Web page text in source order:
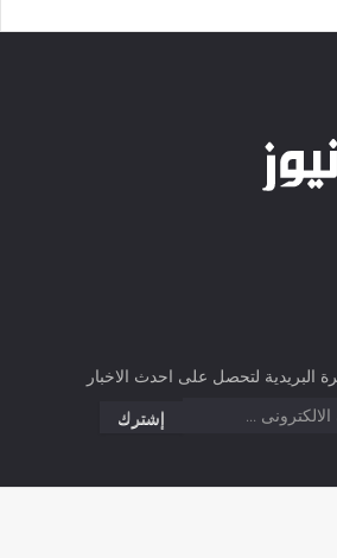
البريدية لتحصل على احدث الاخبار